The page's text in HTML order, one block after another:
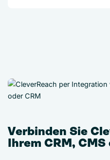
Verbinden Sie
Ihrem CRM, CMS